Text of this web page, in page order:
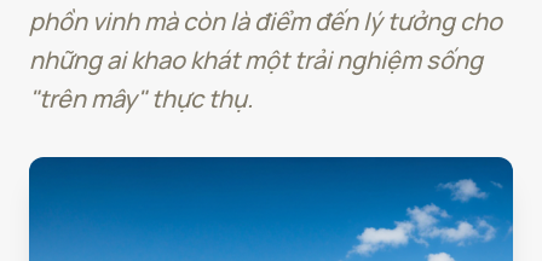
phồn vinh mà còn là điểm đến lý tưởng cho
những ai khao khát một trải nghiệm sống
"trên mây" thực thụ.